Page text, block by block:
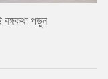
বঙ্গকথা পড়ুন